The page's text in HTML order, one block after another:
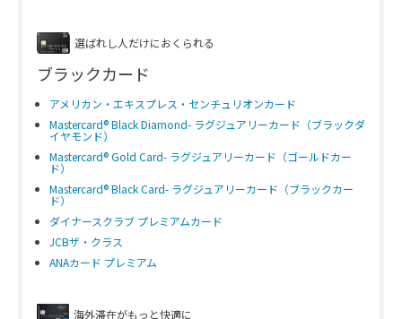
選ばれし人だけにおくられる
ブラックカード
アメリカン・エキスプレス・センチュリオンカード
Mastercard® Black Diamond- ラグジュアリーカード（ブラックダ
イヤモンド）
Mastercard® Gold Card- ラグジュアリーカード（ゴールドカー
ド）
Mastercard® Black Card- ラグジュアリーカード（ブラックカー
ド）
ダイナースクラブ プレミアムカード
JCBザ・クラス
ANAカード プレミアム
海外滞在がもっと快適に